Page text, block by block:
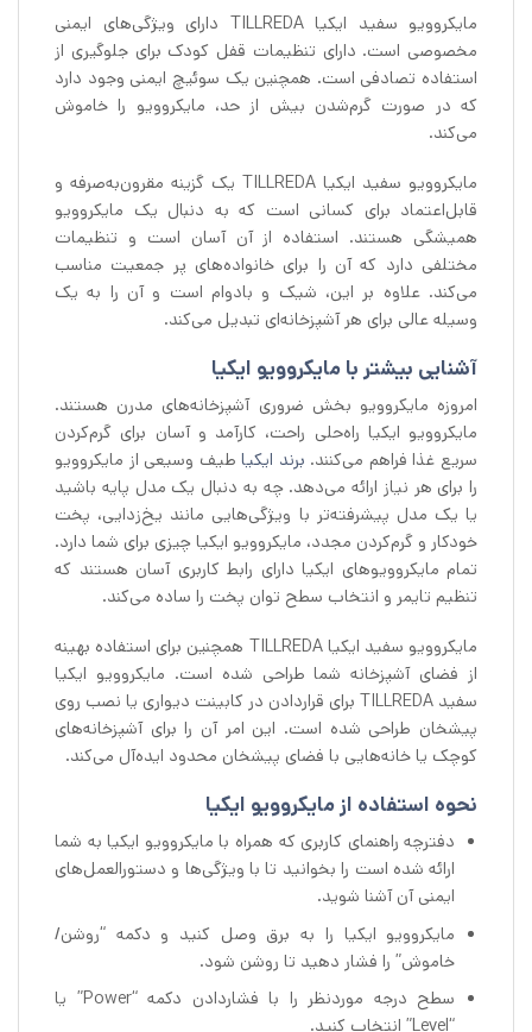
مایکروویو سفید ایکیا TILLREDA دارای ویژگی‌های ایمنی
مخصوصی است. دارای تنظیمات قفل کودک برای جلوگیری از
استفاده تصادفی است. همچنین یک سوئیچ ایمنی وجود دارد
که در صورت گرم‌شدن بیش از حد، مایکروویو را خاموش
می‌کند.
مایکروویو سفید ایکیا TILLREDA یک گزینه مقرون‌به‌صرفه و
قابل‌اعتماد برای کسانی است که به دنبال یک مایکروویو
همیشگی هستند. استفاده از آن آسان است و تنظیمات
مختلفی دارد که آن را برای خانواده‌های پر جمعیت مناسب
می‌کند. علاوه بر این، شیک و بادوام است و آن را به یک
وسیله عالی برای هر آشپزخانه‌ای تبدیل می‌کند.
آشنایی بیشتر با مایکروویو ایکیا
امروزه مایکروویو بخش ضروری آشپزخانه‌های مدرن هستند.
مایکروویو ایکیا راه‌حلی راحت، کارآمد و آسان برای گرم‌کردن
سریع غذا فراهم می‌کنند. برند ایکیاطیف وسیعی از مایکروویو
را برای هر نیاز ارائه می‌دهد. چه به دنبال یک مدل پایه باشید
یا یک مدل پیشرفته‌تر با ویژگی‌هایی مانند یخ‌زدایی، پخت
خودکار و گرم‌کردن مجدد، مایکروویو ایکیا چیزی برای شما دارد.
تمام مایکروویوهای ایکیا دارای رابط کاربری آسان هستند که
تنظیم تایمر و انتخاب سطح توان پخت را ساده می‌کند.
مایکروویو سفید ایکیا TILLREDA همچنین برای استفاده بهینه
از فضای آشپزخانه شما طراحی شده‌ است. مایکروویو ایکیا
سفید TILLREDA برای قراردادن در کابینت دیواری یا نصب روی
پیشخان طراحی شده‌ است. این امر آن را برای آشپزخانه‌های
کوچک یا خانه‌هایی با فضای پیشخان محدود ایده‌آل می‌کند.
نحوه استفاده از مایکروویو ایکیا
دفترچه راهنمای کاربری که همراه با مایکروویو ایکیا به شما
ارائه شده است را بخوانید تا با ویژگی‌ها و دستورالعمل‌های
ایمنی آن آشنا شوید.
مایکروویو ایکیا را به برق وصل کنید و دکمه “روشن/
خاموش” را فشار دهید تا روشن شود.
سطح درجه موردنظر را با فشاردادن دکمه “Power” یا
“Level” انتخاب کنید.